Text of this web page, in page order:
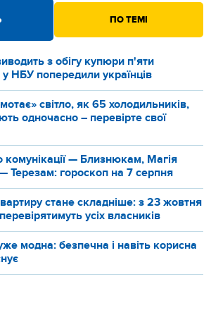
ПО ТЕМІ
з обігу купюри п'яти
у НБУ попередили українців
світло, як 65 холодильників,
одночасно – перевірте свої
комунікації — Близнюкам, Магія
— Терезам: гороскоп на 7 серпня
стане складніше: з 23 жовтня
усіх власників
модна: безпечна і навіть корисна